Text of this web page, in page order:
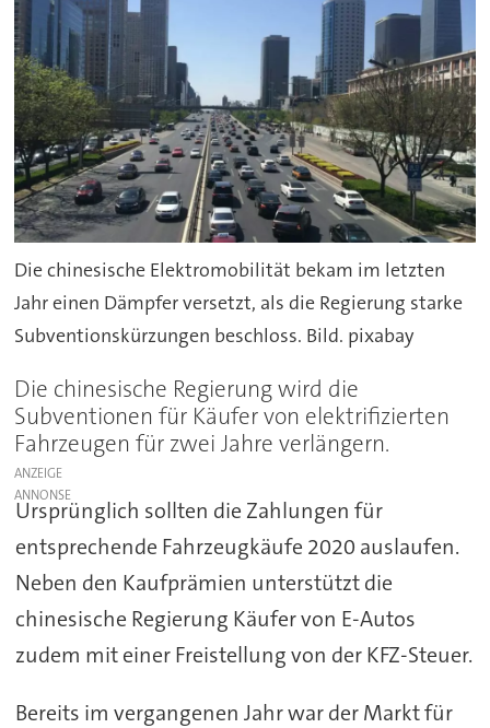
Die chinesische Elektromobilität bekam im letzten
Jahr einen Dämpfer versetzt, als die Regierung starke
Subventionskürzungen beschloss. Bild. pixabay
Die chinesische Regierung wird die
Subventionen für Käufer von elektrifizierten
Fahrzeugen für zwei Jahre verlängern.
ANZEIGE
Ursprünglich sollten die Zahlungen für
entsprechende Fahrzeugkäufe 2020 auslaufen.
Neben den Kaufprämien unterstützt die
chinesische Regierung Käufer von E-Autos
zudem mit einer Freistellung von der KFZ-Steuer.
Bereits im vergangenen Jahr war der Markt für